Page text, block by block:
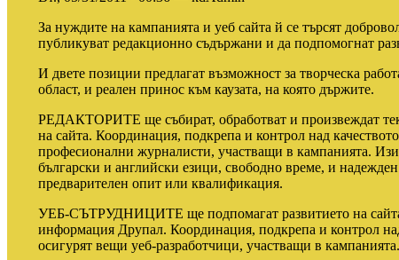
За нуждите на кампанията и уеб сайта й се търсят
публикуват редакционно съдържани и да подпомогнат
И двете позиции предлагат възможност за творческа
област, и реален принос към каузата, на която държите.
РЕДАКТОРИТЕ ще събират, обработват и произвеждат
на сайта. Координация, подкрепа и контрол над
професионални журналисти, участващи в кампанията.
български и английски езици, свободно време, и
предварителен опит или квалификация.
УЕБ-СЪТРУДНИЦИТЕ ще подпомагат развитието на сайта
информация Друпал. Координация, подкрепа и контрол
осигурят вещи уеб-разработчици, участващи в кампанията.